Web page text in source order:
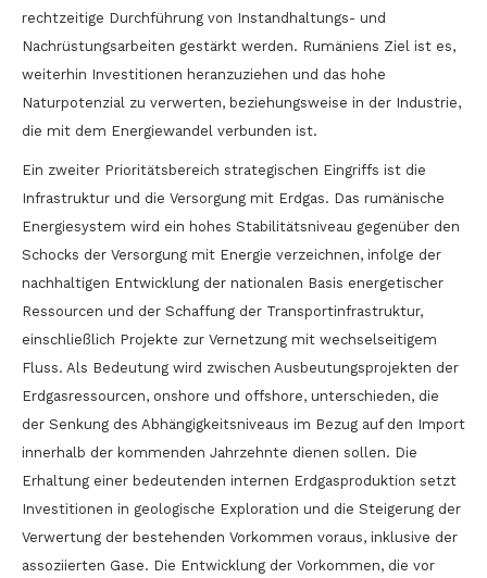
rechtzeitige Durchführung von Instandhaltungs- und
Nachrüstungsarbeiten gestärkt werden. Rumäniens Ziel ist es,
weiterhin Investitionen heranzuziehen und das hohe
Naturpotenzial zu verwerten, beziehungsweise in der Industrie,
die mit dem Energiewandel verbunden ist.
Ein zweiter Prioritätsbereich strategischen Eingriffs ist die
Infrastruktur und die Versorgung mit Erdgas. Das rumänische
Energiesystem wird ein hohes Stabilitätsniveau gegenüber den
Schocks der Versorgung mit Energie verzeichnen, infolge der
nachhaltigen Entwicklung der nationalen Basis energetischer
Ressourcen und der Schaffung der Transportinfrastruktur,
einschließlich Projekte zur Vernetzung mit wechselseitigem
Fluss. Als Bedeutung wird zwischen Ausbeutungsprojekten der
Erdgasressourcen, onshore und offshore, unterschieden, die
der Senkung des Abhängigkeitsniveaus im Bezug auf den Import
innerhalb der kommenden Jahrzehnte dienen sollen. Die
Erhaltung einer bedeutenden internen Erdgasproduktion setzt
Investitionen in geologische Exploration und die Steigerung der
Verwertung der bestehenden Vorkommen voraus, inklusive der
assoziierten Gase. Die Entwicklung der Vorkommen, die vor